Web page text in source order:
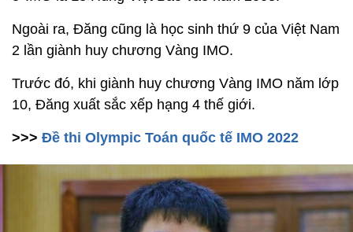
Ngoài ra, Đăng cũng là học sinh thứ 9 của Việt Nam
2 lần giành huy chương Vàng IMO.
Trước đó, khi giành huy chương Vàng IMO năm lớp
10, Đăng xuất sắc xếp hạng 4 thế giới.
>>> Đề thi Olympic Toán quốc tế IMO 2022